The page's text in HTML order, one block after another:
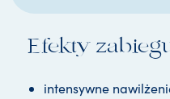
L
N
S
Efekty
intensywne